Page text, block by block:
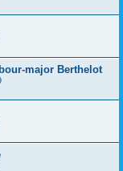
major Berthelot